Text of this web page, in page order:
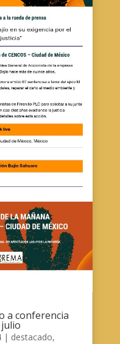
a conferencia
| destacado,